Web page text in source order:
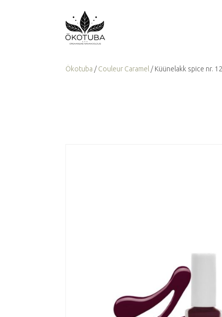
Ökotuba / Couleur Caramel / Küünelakk spice nr.